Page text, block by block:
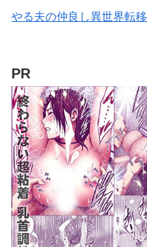
やる夫の仲良し異世界転移
PR